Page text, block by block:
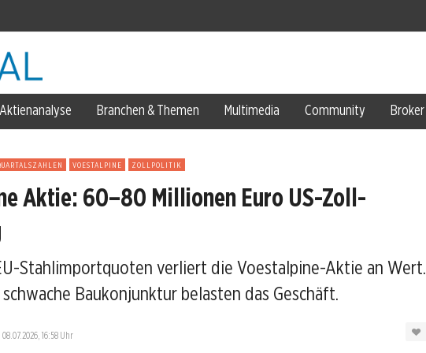
bis 2027 wirklich bewegt
Aktienanalyse Branchen & Themen Multimedia Community Broker
VOESTALPINE ZOLLPOLITIK
Aktie: 60–80 Millionen Euro US-Zoll-
Stahlimportquoten verliert die Voestalpine-Aktie an Wert.
Baukonjunktur belasten das Geschäft.
08.07.2026, 16:58 Uhr